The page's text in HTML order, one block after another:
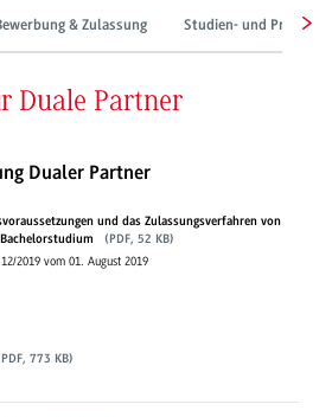
& Zulassung Studien- und
Duale Partner
Dualer Partner
und das Zulassungsverfahren von
(PDF, 52 KB)
2019 vom 01. August 2019
773 KB)